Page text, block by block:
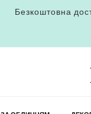
Безкоштовна